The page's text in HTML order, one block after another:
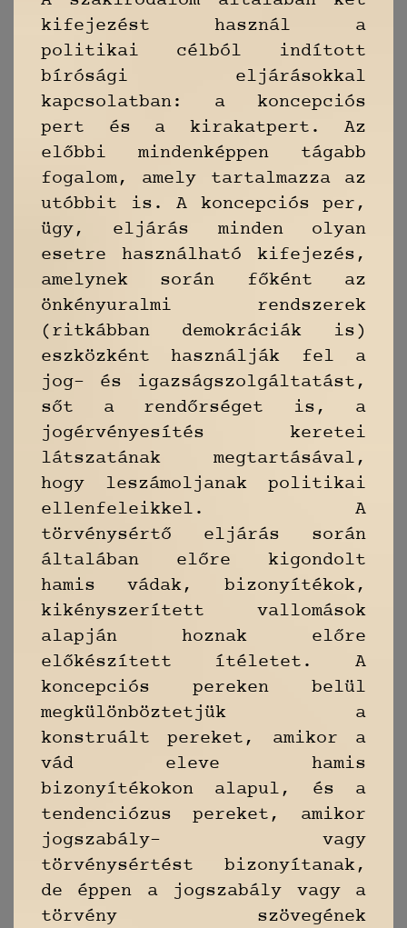
kifejezést használ a
politikai célból indított
bírósági eljárásokkal
kapcsolatban: a koncepciós
pert és a kirakatpert. Az
előbbi mindenképpen tágabb
fogalom, amely tartalmazza az
utóbbit is. A koncepciós per,
ügy, eljárás minden olyan
esetre használható kifejezés,
amelynek során főként az
önkényuralmi rendszerek
(ritkábban demokráciák is)
eszközként használják fel a
jog- és igazságszolgáltatást,
sőt a rendőrséget is, a
jogérvényesítés keretei
látszatának megtartásával,
hogy leszámoljanak politikai
ellenfeleikkel. A
törvénysértő eljárás során
általában előre kigondolt
hamis vádak, bizonyítékok,
kikényszerített vallomások
alapján hoznak előre
előkészített ítéletet. A
koncepciós pereken belül
megkülönböztetjük a
konstruált pereket, amikor a
vád eleve hamis
bizonyítékokon alapul, és a
tendenciózus pereket, amikor
jogszabály- vagy
törvénysértést bizonyítanak,
de éppen a jogszabály vagy a
törvény szövegének